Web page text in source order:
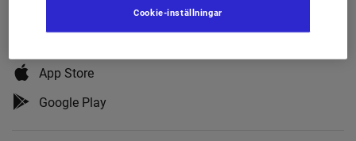
App Store
Google Play
Cookie-inställningar